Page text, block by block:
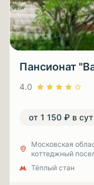
Пансионат
4.0
от 1 150 ₽ в
Московская
коттеджный
Тёплый стан